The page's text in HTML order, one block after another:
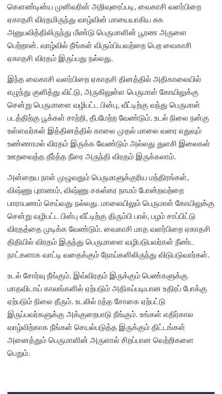
கௌண்டின்ய முனிவரின் அறிவுரைப்படி, வைகாசி வளர்பிறை
ஏகாதசி விரதமிருந்து வாழ்வின் மாயையாகிய சுக
அனுபவித்திலிருந்து மீண்டு பெருமாளின் பூரண அருளை
பெற்றான். வாழ்வில் நீங்கள் விரும்பியவற்றை பெற வைகாசி
ஏகாதசி விரதம் இருப்பது நல்லது.
இந்த வைகாசி வளர்பிறை ஏகாதசி தினத்தில் அதிகாலையில்
எழுந்து குளித்து விட்டு, அருகிலுள்ள பெருமாள் கோயிலுக்கு
சென்று பெருமாளை வழிபட்ட பின்பு, வீட்டிற்கு வந்து பெருமாள்
படத்திற்கு பூக்கள் சாற்றி, தீபமேற்ற வேண்டும். உடல் நிலை நன்கு
உள்ளவர்கள் இத்தினத்தில் காலை முதல் மாலை வரை எதுவும்
உண்ணாமல் விரதம் இருக்க வேண்டும் அல்லது துளசி இலைகள்
ஊறவைத்த தீர்த்த நீரை அருந்தி விரதம் இருக்கலாம்.
அன்றைய நாள் முழுவதும் பெருமாளுக்குரிய மந்திரங்கள்,
விஷ்ணு புராணம், விஷ்ணு சகஸ்கர நாமம் போன்றவற்றை
பாராயணம் செய்வது நல்லது. மாலையிலும் பெருமாள் கோயிலுக்கு
சென்று வழிபட்ட பின்பு வீட்டிற்கு திரும்பி பால், பழம் சாப்பிட்டு
விரதத்தை முடிக்க வேண்டும். வைகாசி மாத வளர்பிறை ஏகாதசி
திதியில் விரதம் இருந்து பெருமாளை வழிபடுபவர்கள் நீண்ட
நாட்களாக வாட்டி வதைக்கும் நோய்களிலிருந்து விடுபடுவார்கள்.
உடல் சோர்வு நீங்கும். இவ்விரதம் இருக்கும் பெண்களுக்கு
மாதவிடாய் காலங்களில் ஏற்படும் அதிகப்படியான உதிரப் போக்கு
ஏற்படும் நிலை தீரும். உடலில் ரத்த சோகை ஏற்பட்டு
இருப்பவர்களுக்கு அக்குறைபாடு நீங்கும். உங்கள் எதிர்கால
வாழ்விற்காக நீங்கள் செயல்படுத்த இருக்கும் திட்டங்கள்
அனைத்தும் பெருமாளின் அருளால் சிறப்பான வெற்றிகளை
பெறும்.